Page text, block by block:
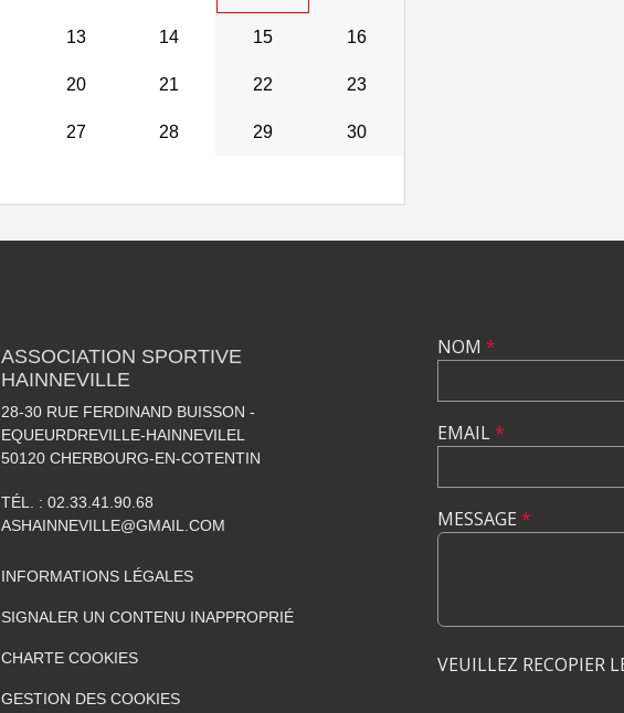
13 14 15 16
20 21 22 23
27 28 29 30
ASSOCIATION SPORTIVE
HAINNEVILLE
28-30 RUE FERDINAND BUISSON -
EQUEURDREVILLE-HAINNEVILEL
50120 CHERBOURG-EN-COTENTIN
TÉL. : 02.33.41.90.68
ASHAINNEVILLE@GMAIL.COM
INFORMATIONS LÉGALES
SIGNALER UN CONTENU INAPPROPRIÉ
CHARTE COOKIES
GESTION DES COOKIES
NOM *
EMAIL*
MESSAGE *
VEUILLEZ RECOPIER